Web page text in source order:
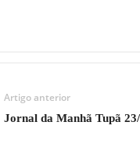
Artigo anterior
Jornal da Manhã Tupã